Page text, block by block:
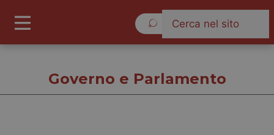
Governo e Parlamento